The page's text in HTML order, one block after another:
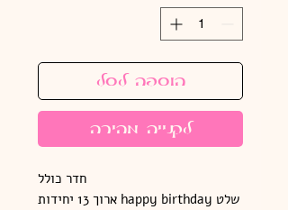
הוספה לסל
לקנייה מהירה
חדר כולל
שלט happy birthday ארוך 13 יחידות